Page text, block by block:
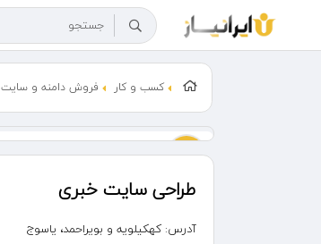
کسب و کار فروش دامنه و سایت
طراحی سایت خبری
آدرس: کهکیلویه و بویراحمد، یاسوج